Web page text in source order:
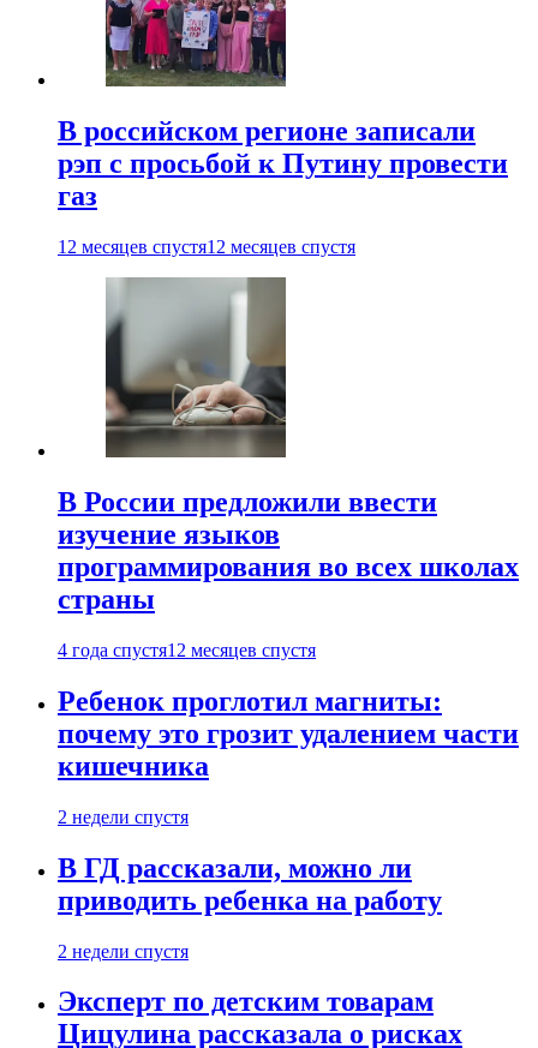
В российском регионе записали
рэп с просьбой к Путину провести
газ
12 месяцев спустя12 месяцев спустя
В России предложили ввести
изучение языков
программирования во всех школах
страны
4 года спустя12 месяцев спустя
Ребенок проглотил магниты:
почему это грозит удалением части
кишечника
2 недели спустя
В ГД рассказали, можно ли
приводить ребенка на работу
2 недели спустя
Эксперт по детским товарам
Цицулина рассказала о рисках